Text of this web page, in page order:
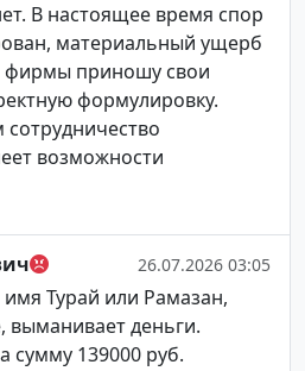
В настоящее время спор
материальный ущерб
фирмы приношу свои
формулировку.
возможности
26.07.2026 03:05
Турай или Рамазан,
выманивает деньги.
сумму 139000 руб.